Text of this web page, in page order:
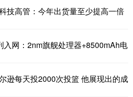
技高管：今年出货量至少提高一倍
入网：2nm旗舰处理器+8500mAh电
逊每天投2000次投篮 他展现出的成